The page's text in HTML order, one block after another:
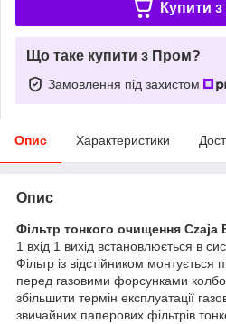
Купити з
Що таке купити з Пром?
Замовлення під захистом
Опис Характеристики
Опис
Фільтр тонкого очищення Czaja
1 вхід 1 вихід встановлюється в
Фільтр із відстійником монтується
перед газовими форсунками
збільшити термін експлуатації
звичайних паперових фільтрів